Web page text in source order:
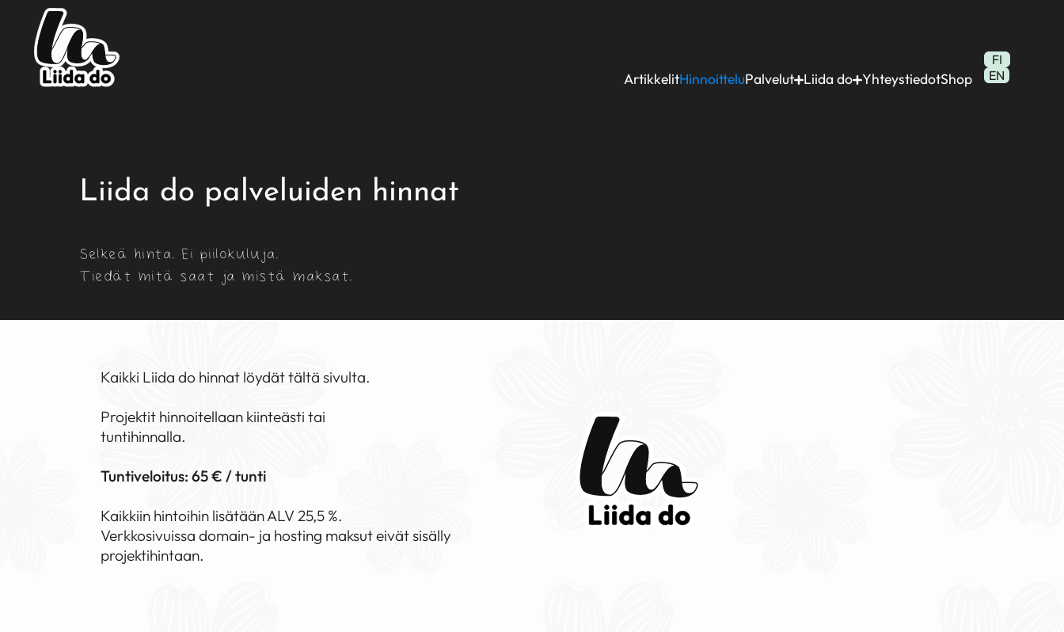
ArtikkelitHinnoitteluPalvelut Liida do YhteystiedotShop
FI
EN
Liida do palveluiden hinnat
Selkeä hinta. Ei piilokuluja.
Tiedät mitä saat ja mistä maksat.
Kaikki Liida do hinnat löydät tältä sivulta.
Projektit hinnoitellaan kiinteästi tai
tuntihinnalla.
Tuntiveloitus: 65 € / tunti
Kaikkiin hintoihin lisätään ALV 25,5 %.
Verkkosivuissa domain- ja hosting maksut eivät sisälly
projektihintaan.